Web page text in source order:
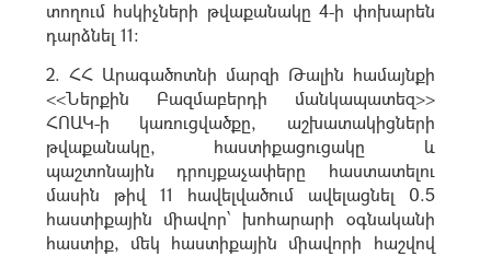
տողում հսկիչների թվաքանակը 4-ի փոխարեն
դարձնել 11:
2. ՀՀ Արագածոտնի մարզի Թալին համայնքի
<<Ներքին Բազմաբերդի մանկապատեզ>>
ՀՈԱԿ-ի կառուցվածքը, աշխատակիցների
թվաքանակը, հաստիքացուցակը և
պաշտոնային դրույքաչափերը հաստատելու
մասին թիվ 11 հավելվածում ավելացնել 0.5
հաստիքային միավոր՝ խոհարարի օգնականի
հաստիք, մեկ հաստիքային միավորի հաշվով